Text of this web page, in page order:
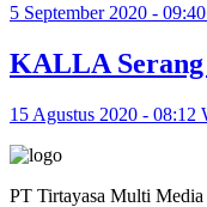
5 September 2020 -
KALLA
15 Agustus 2020 - 08:12
PT Tirtayasa Multi Media